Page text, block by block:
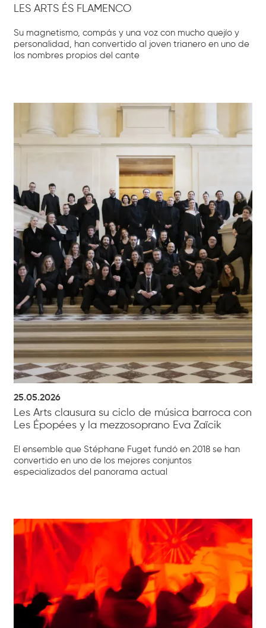
LES ARTS ÉS FLAMENCO
Su magnetismo, compás y una voz con mucho quejío y
personalidad, han convertido al joven trianero en uno de
los nombres propios del cante
25.05.2026
Les Arts clausura su ciclo de música barroca con
Les Épopées y la mezzosoprano Eva Zaïcik
El ensemble que Stéphane Fuget fundó en 2018 se han
convertido en uno de los mejores conjuntos
especializados del panorama actual